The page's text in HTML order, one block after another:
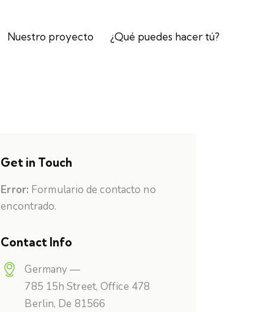
Nuestro proyecto ¿Qué puedes hacer tú?
Get in Touch
Error: Formulario de contacto no
encontrado.
Contact Info
Germany —
785 15h Street, Office 478
Berlin, De 81566